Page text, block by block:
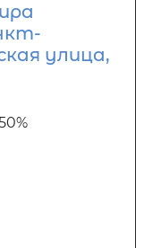
улица,